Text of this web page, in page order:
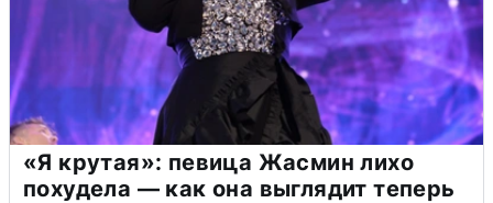
«Я крутая»: певица Жасмин лихо
похудела — как она выглядит теперь